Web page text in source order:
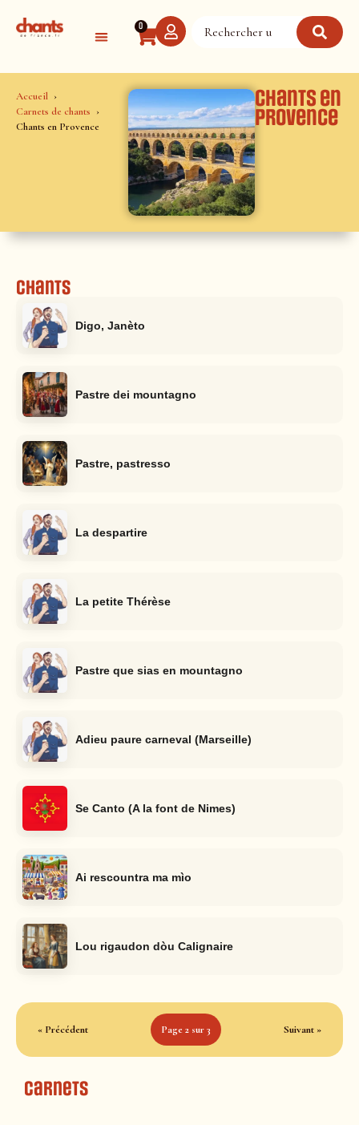
0
Accueil
Carnets de chants
Chants en Provence
Chants en
Provence
Chants
Digo, Janèto
Pastre dei mountagno
Pastre, pastresso
La despartire
La petite Thérèse
Pastre que sias en mountagno
Adieu paure carneval (Marseille)
Se Canto (A la font de Nimes)
Ai rescountra ma mìo
Lou rigaudon dòu Calignaire
« Précédent Page 2 sur 3 Suivant »
Carnets